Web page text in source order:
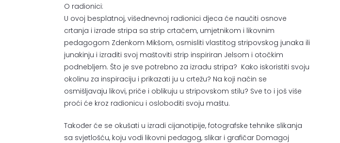
O radionici:
U ovoj besplatnoj, višednevnoj radionici djeca će naučiti osnove
crtanja i izrade stripa sa strip crtačem, umjetnikom i likovnim
pedagogom Zdenkom Mikšom, osmisliti vlastitog stripovskog junaka ili
junakinju i izraditi svoj maštoviti strip inspiriran Jelsom i otočkim
podnebljem. Što je sve potrebno za izradu stripa? Kako iskoristiti svoju
okolinu za inspiraciju i prikazati ju u crtežu? Na koji način se
osmišljavaju likovi, priče i oblikuju u stripovskom stilu? Sve to i još više
proći će kroz radionicu i osloboditi svoju maštu.
Također će se okušati u izradi cijanotipije, fotografske tehnike slikanja
sa svjetlošću, koju vodi likovni pedagog, slikar i grafičar Domagoj